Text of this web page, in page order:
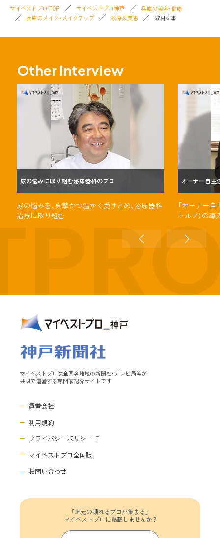
マイベストプロ TOP マイベストプロ神戸
兵庫の美容・健康
兵庫のメイク・メイクアップ
杉原久美恵 取材記事
Other Interview
尿の悩みに取り組む泌尿器科のプロ
尿の悩みを、真摯かつ温かく受けとめ、泌尿器科
治療に取り組む
オーナー自主
「オーナー自
セルフ）の導
マイベストプロは全国各地域の新聞社・テレビ局等が
共同で運営する専門家紹介サイトです
運営会社
利用規約
プライバシーポリシー
マイベストプロ全国版
お問い合わせ
「地元の頼れるプロが集まる」
マイベストプロに掲載しませんか？